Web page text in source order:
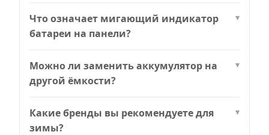
Что означает мигающий индикатор
батареи на панели?
Можно ли заменить аккумулятор на
другой ёмкости?
Какие бренды вы рекомендуете для
зимы?